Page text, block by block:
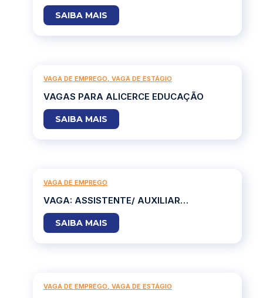
PÚBLICA DE ACADÊMICOS DE
GRADUAÇÃO EM DIREITO DE
SAIBA MAIS
VAGA DE EMPREGO, VAGA DE ESTÁGIO
VAGAS PARA ALICERCE EDUCAÇÃO
SAIBA MAIS
VAGA DE EMPREGO
VAGA: ASSISTENTE/ AUXILIAR
ADMINISTRATIVO – BRUMADINHO
SAIBA MAIS
VAGA DE EMPREGO, VAGA DE ESTÁGIO